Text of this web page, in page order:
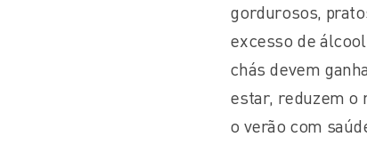
gordurosos,
excesso de
chás devem
estar, reduzem o
o verão com